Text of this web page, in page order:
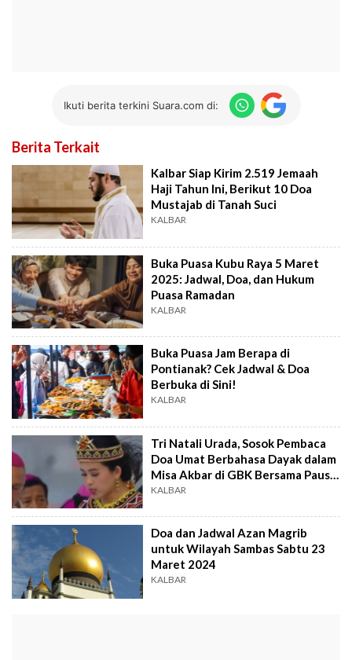
Ikuti berita terkini Suara.com di:
Berita Terkait
Kalbar Siap Kirim 2.519 Jemaah
Haji Tahun Ini, Berikut 10 Doa
Mustajab di Tanah Suci
KALBAR
Buka Puasa Kubu Raya 5 Maret
2025: Jadwal, Doa, dan Hukum
Puasa Ramadan
KALBAR
Buka Puasa Jam Berapa di
Pontianak? Cek Jadwal & Doa
Berbuka di Sini!
KALBAR
Tri Natali Urada, Sosok Pembaca
Doa Umat Berbahasa Dayak dalam
Misa Akbar di GBK Bersama Paus
Fransiskus
KALBAR
Doa dan Jadwal Azan Magrib
untuk Wilayah Sambas Sabtu 23
Maret 2024
KALBAR